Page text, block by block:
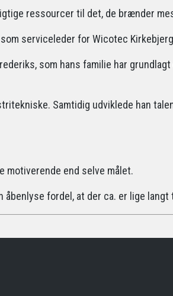
ressourcer til det, de brænder
serviceleder for Wicotec
som hans familie har
Samtidig udviklede han
motiverende end selve målet.
fordel, at der ca. er lige langt